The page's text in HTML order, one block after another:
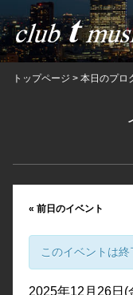
トップページ > 本日のプロ
« 前日のイベント
このイベントは終
2025年12月26日(